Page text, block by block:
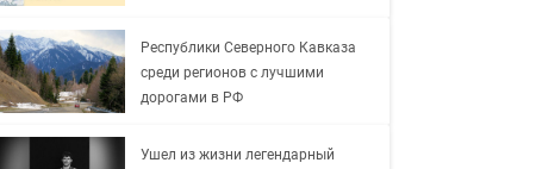
Республики Северного Кавказа
среди регионов с лучшими
дорогами в РФ
Ушел из жизни легендарный